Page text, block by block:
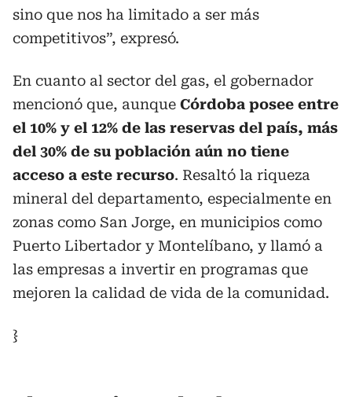
sino que nos ha limitado a ser más
competitivos”, expresó.
En cuanto al sector del gas, el gobernador
mencionó que, aunque Córdoba posee entre
el 10% y el 12% de las reservas del país, más
del 30% de su población aún no tiene
acceso a este recurso. Resaltó la riqueza
mineral del departamento, especialmente en
zonas como San Jorge, en municipios como
Puerto Libertador y Montelíbano, y llamó a
las empresas a invertir en programas que
mejoren la calidad de vida de la comunidad.
}